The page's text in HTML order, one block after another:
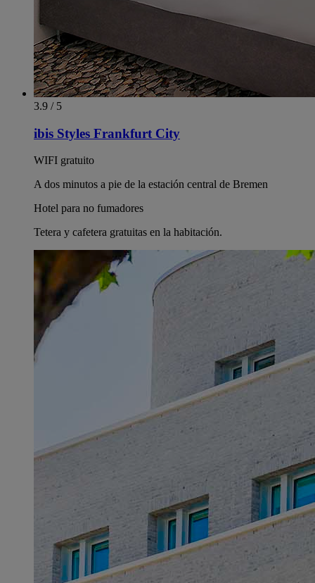
3.9 / 5
ibis Styles Frankfurt City
WIFI gratuito
A dos minutos a pie de la estación central de Bremen
Hotel para no fumadores
Tetera y cafetera gratuitas en la habitación.